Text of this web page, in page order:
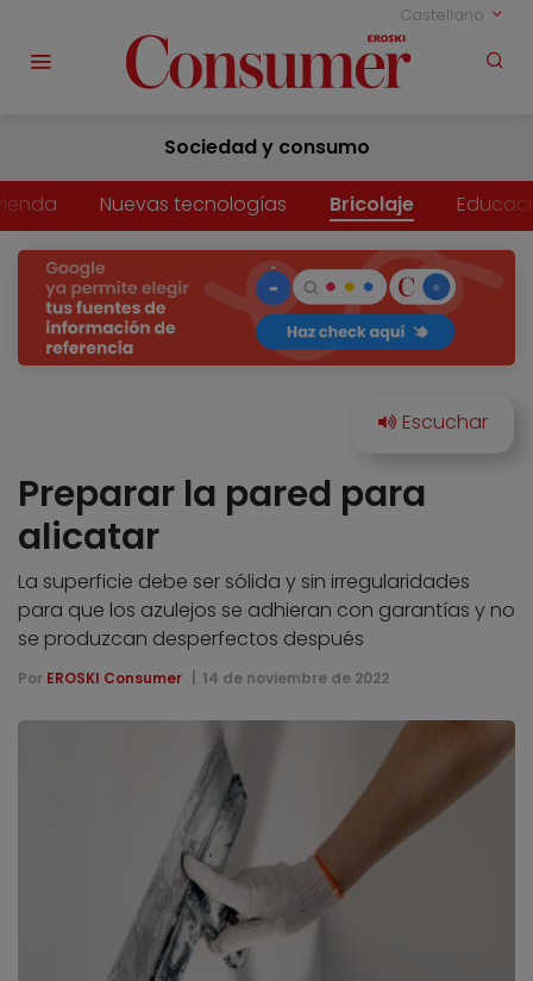
Castellano
Sociedad y consumo
Nuevas tecnologías Bricolaje
Preparar la pared para
alicatar
La superficie debe ser sólida y sin irregularidades
para que los azulejos se adhieran con garantías y no
se produzcan desperfectos después
Por EROSKI Consumer 14 de noviembre de 2022